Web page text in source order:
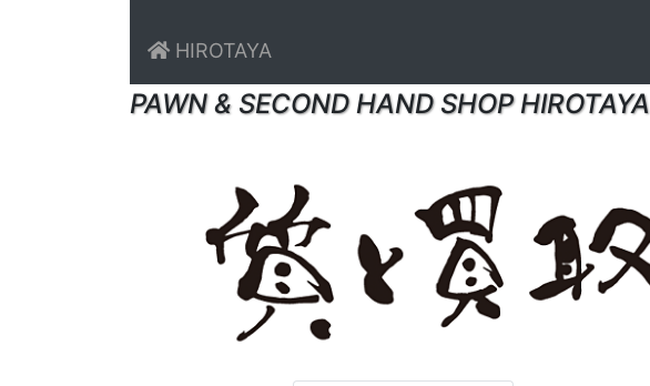
HIROTAYA
PAWN & SECOND HAND SHOP HIROTAYA